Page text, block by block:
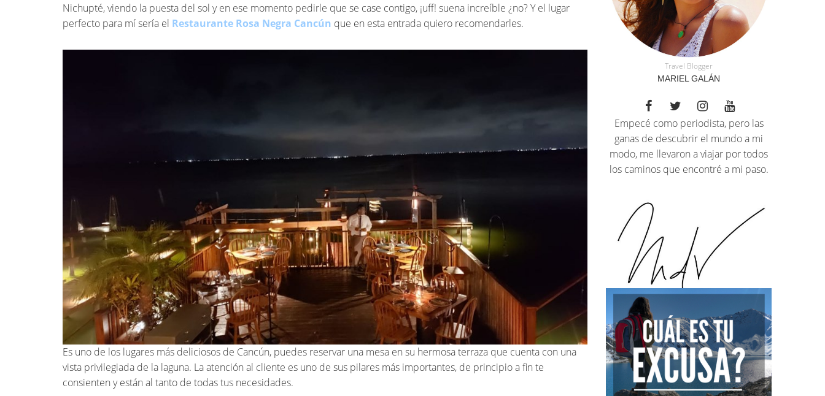
Nichupté, viendo la puesta del sol y en ese momento pedirle que se case contigo, ¡uff! suena increíble ¿no? Y el lugar
perfecto para mí sería el Restaurante Rosa Negra Cancún que en esta entrada quiero recomendarles.
Es uno de los lugares más deliciosos de Cancún, puedes reservar una mesa en su hermosa terraza que cuenta con una
vista privilegiada de la laguna. La atención al cliente es uno de sus pilares más importantes, de principio a fin te
consienten y están al tanto de todas tus necesidades.
Travel Blogger
MARIEL GALÁN
Empecé como periodista, pero las
ganas de descubrir el mundo a mi
modo, me llevaron a viajar por todos
los caminos que encontré a mi paso.